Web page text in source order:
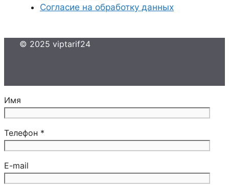
Согласие на обработку данных
© 2025 viptarif24
Имя
Телефон *
E-mail